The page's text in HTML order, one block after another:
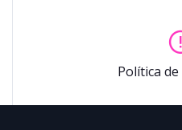
Política